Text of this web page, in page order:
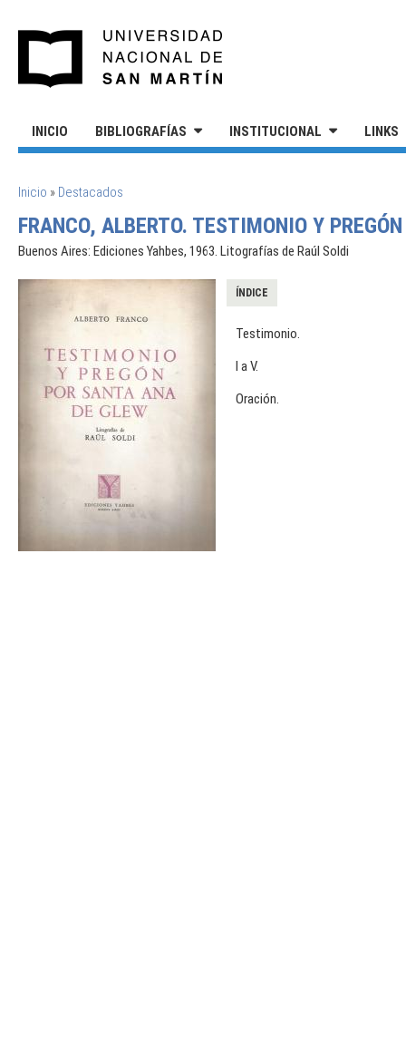
INICIO BIBLIOGRAFÍAS INSTITUCIONAL LINKS
SE ENCUENTRA USTED AQUÍ
Inicio » Destacados
FRANCO, ALBERTO. TESTIMONIO Y
Buenos Aires: Ediciones Yahbes, 1963. Litografías de Raúl Soldi
ÍNDICE
Testimonio.
I a V.
Oración.